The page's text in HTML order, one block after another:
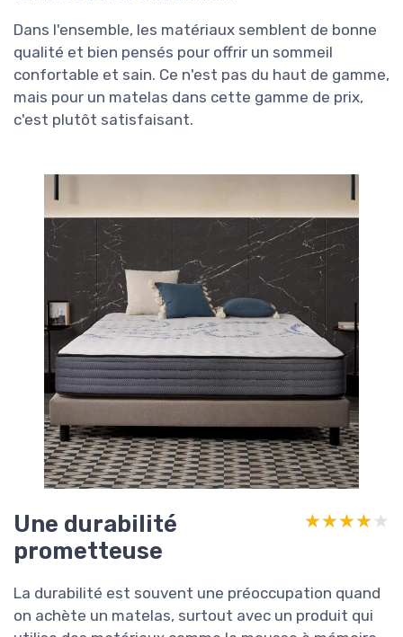
Dans l'ensemble, les matériaux semblent de bonne
qualité et bien pensés pour offrir un sommeil
confortable et sain. Ce n'est pas du haut de gamme,
mais pour un matelas dans cette gamme de prix,
c'est plutôt satisfaisant.
Une durabilité
prometteuse
★★★★★
★★★★★
La durabilité est souvent une préoccupation quand
on achète un matelas, surtout avec un produit qui